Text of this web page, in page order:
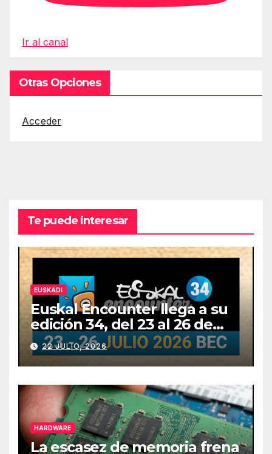
Ir al canal
Otras Opciones
Acceder
Te puede interesar
EUSKADI
Euskal Encounter llega a su
edición 34, del 23 al 26 de
julio
22 JULIO, 2026
HARDWARE
La escasez de memoria frena